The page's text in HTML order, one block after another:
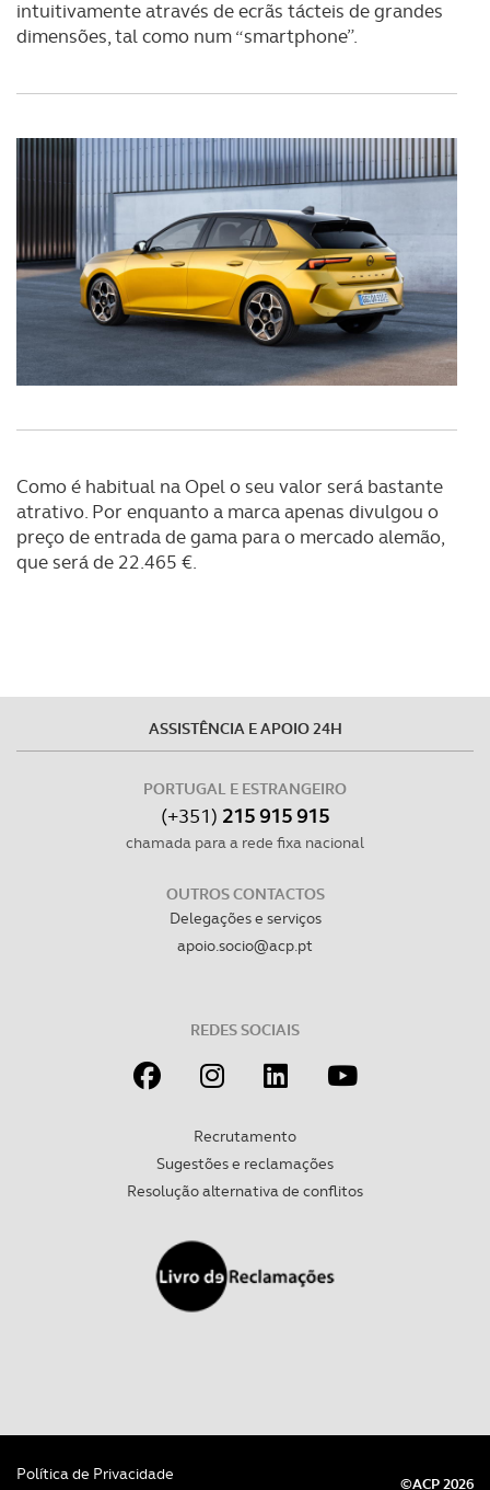
tecnologias similares pode ter impacto na sua
Consulte a política de cookies do site.
intuitivamente através de ecrãs tácteis de grandes
dimensões, tal como num “smartphone”.
Como é habitual na Opel o seu valor será bastante
atrativo. Por enquanto a marca apenas divulgou o
preço de entrada de gama para o mercado alemão,
que será de 22.465 €.
ASSISTÊNCIA E APOIO 24H
PORTUGAL E ESTRANGEIRO
(+351) 215 915 915
chamada para a rede fixa nacional
OUTROS CONTACTOS
Delegações e serviços
apoio.socio@acp.pt
REDES SOCIAIS
Recrutamento
Sugestões e reclamações
Resolução alternativa de conflitos
Política de Privacidade
©ACP 2026